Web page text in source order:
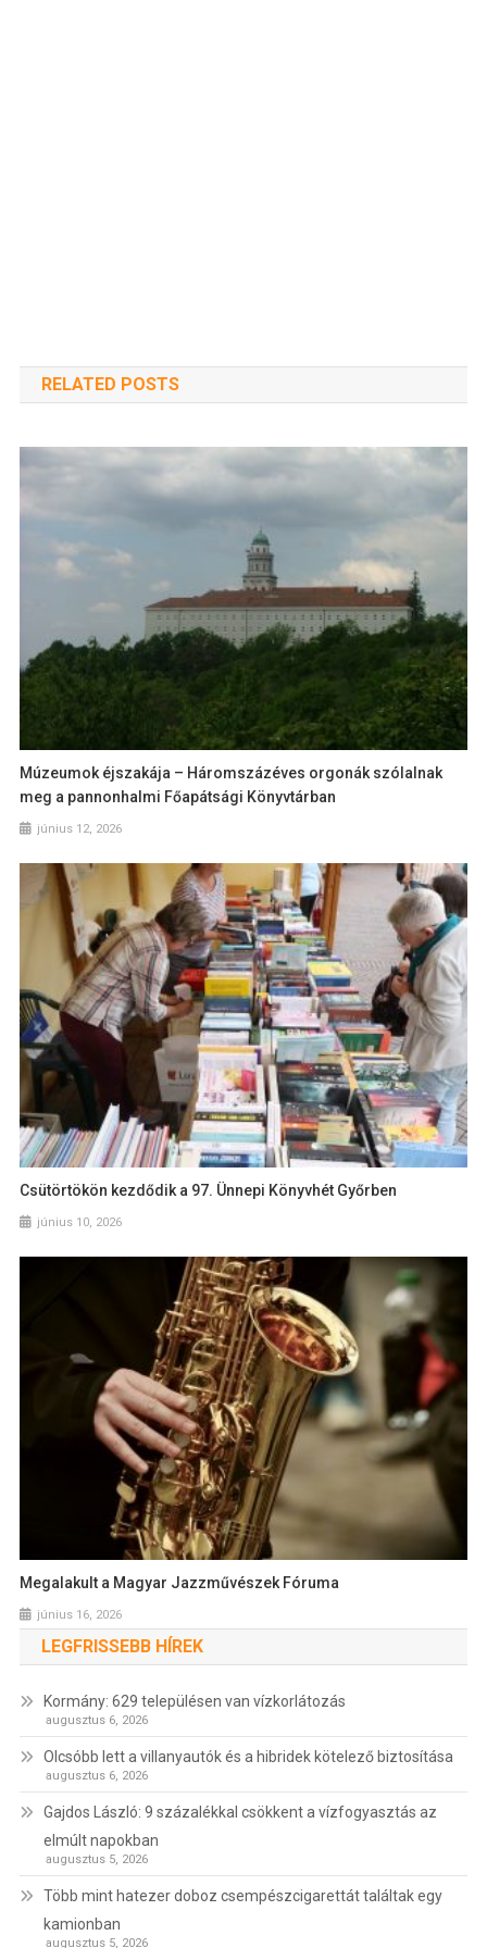
RELATED POSTS
Múzeumok éjszakája – Háromszázéves orgonák szólalnak
meg a pannonhalmi Főapátsági Könyvtárban
június 12, 2026
Csütörtökön kezdődik a 97. Ünnepi Könyvhét Győrben
június 10, 2026
Megalakult a Magyar Jazzművészek Fóruma
június 16, 2026
LEGFRISSEBB HÍREK
Kormány: 629 településen van vízkorlátozás
augusztus 6, 2026
Olcsóbb lett a villanyautók és a hibridek kötelező biztosítása
augusztus 6, 2026
Gajdos László: 9 százalékkal csökkent a vízfogyasztás az
elmúlt napokban
augusztus 5, 2026
Több mint hatezer doboz csempészcigarettát találtak egy
kamionban
augusztus 5, 2026